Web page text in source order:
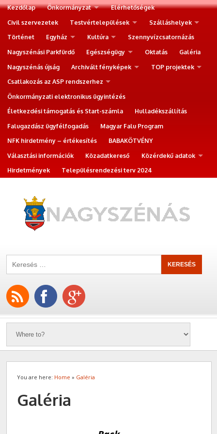
Kezdőlap Önkormányzat
Elérhetőségek
Civil szervezetek
Testvértelepülések
Szálláshelyek
Történet
Egyház Kultúra
Szennyvízcsatornázás
Nagyszénási Parkfürdő
Egészségügy Oktatás
Galéria
Nagyszénás újság
Archivált fényképek
TOP projektek
Csatlakozás az ASP rendszerhez
Önkormányzati elektronikus ügyintézés
Életkezdési támogatás és Start-számla
Hulladékszállítás
Falugazdász ügyfélfogadás
Magyar Falu Program
NFK hirdetmény – értékesítés
BABAKÖTVÉNY
Választási információk
Közadatkereső
Közérdekű adatok
Hirdetmények
Településrendezési terv 2024
You are here: Home » Galéria
Galéria